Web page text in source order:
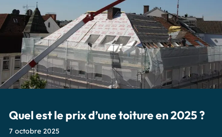
Quel est le prix d’une toiture en 2025 ?
7 octobre 2025